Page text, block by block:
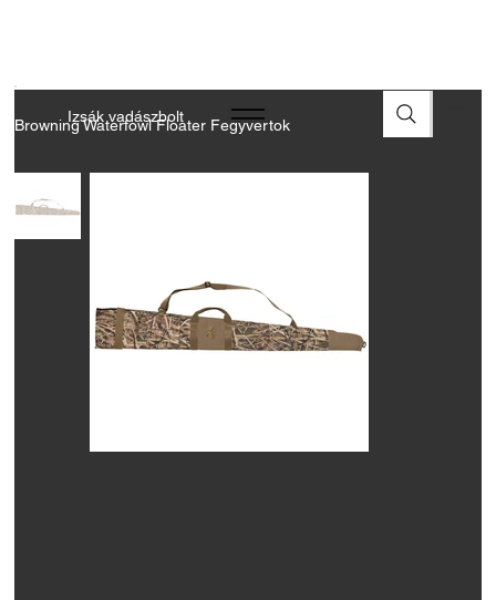
Izsák vadászbolt
Browning Waterfowl Floater Fegyvertok